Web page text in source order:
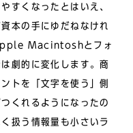
すくなったとはいえ、
本の手にゆだねなけれ
Macintoshとフォ
劇的に変化します。商
トを「文字を使う」側
くれるようになったの
扱う情報量も小さいラ